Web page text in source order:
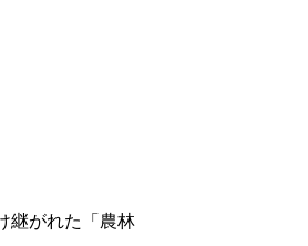
継がれた「農林